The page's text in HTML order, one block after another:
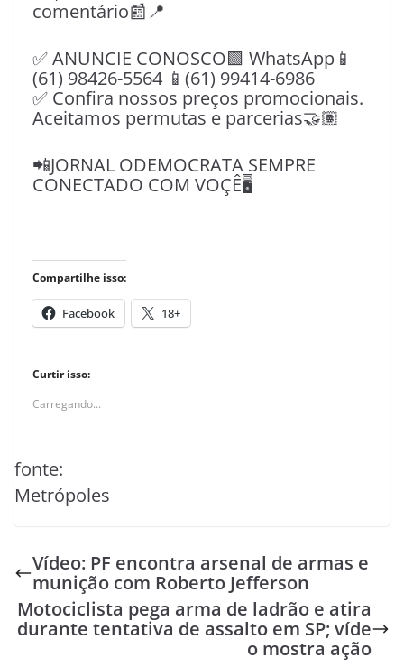
comentário📰📍
✅ ANUNCIE CONOSCO🟩 WhatsApp📱
(61) 98426-5564 📱(61) 99414-6986
✅ Confira nossos preços promocionais.
Aceitamos permutas e parcerias🤝🏽
📲JORNAL ODEMOCRATA SEMPRE
CONECTADO COM VOÇÊ🖥️
Compartilhe isso:
Facebook 18+
Curtir isso:
Carregando...
fonte:
Metrópoles
Vídeo: PF encontra arsenal de armas e
munição com Roberto Jefferson
Motociclista pega arma de ladrão e atira
durante tentativa de assalto em SP; víde
o mostra ação